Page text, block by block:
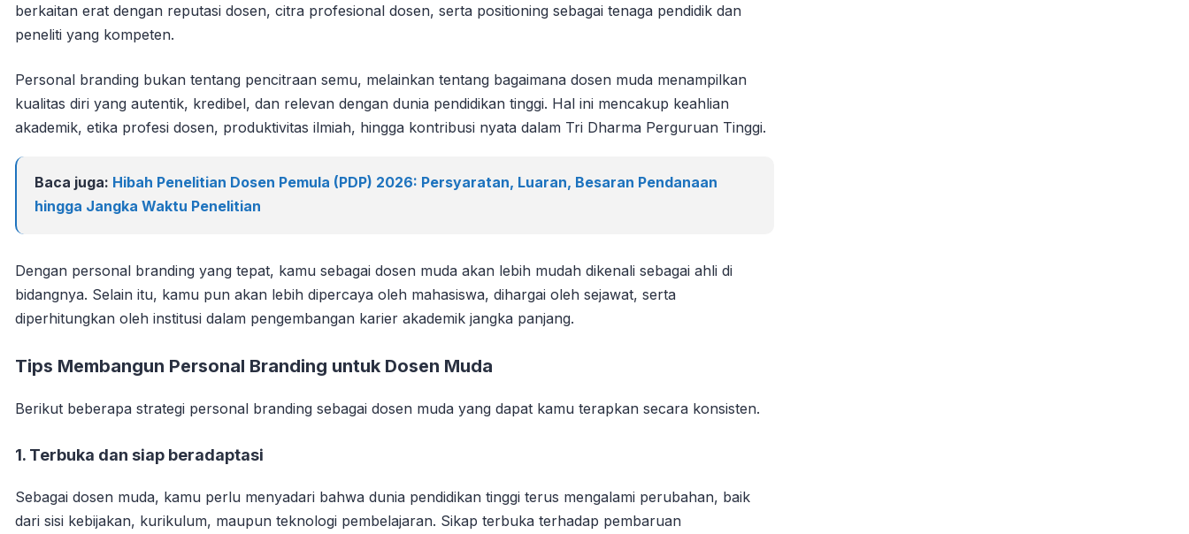
berkaitan erat dengan reputasi dosen, citra profesional dosen, serta positioning sebagai tenaga pendidik dan
peneliti yang kompeten.
Personal branding bukan tentang pencitraan semu, melainkan tentang bagaimana dosen muda menampilkan
kualitas diri yang autentik, kredibel, dan relevan dengan dunia pendidikan tinggi. Hal ini mencakup keahlian
akademik, etika profesi dosen, produktivitas ilmiah, hingga kontribusi nyata dalam Tri Dharma Perguruan Tinggi.
Baca juga: Hibah Penelitian Dosen Pemula (PDP) 2026: Persyaratan, Luaran, Besaran Pendanaan
hingga Jangka Waktu Penelitian
Dengan personal branding yang tepat, kamu sebagai dosen muda akan lebih mudah dikenali sebagai ahli di
bidangnya. Selain itu, kamu pun akan lebih dipercaya oleh mahasiswa, dihargai oleh sejawat, serta
diperhitungkan oleh institusi dalam pengembangan karier akademik jangka panjang.
Tips Membangun Personal Branding untuk Dosen Muda
Berikut beberapa strategi personal branding sebagai dosen muda yang dapat kamu terapkan secara konsisten.
1. Terbuka dan siap beradaptasi
Sebagai dosen muda, kamu perlu menyadari bahwa dunia pendidikan tinggi terus mengalami perubahan, baik
dari sisi kebijakan, kurikulum, maupun teknologi pembelajaran. Sikap terbuka terhadap pembaruan